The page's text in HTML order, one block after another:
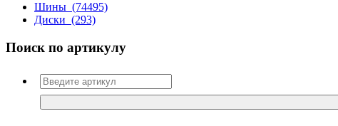
Шины (74495)
Диски (293)
Поиск по артикулу